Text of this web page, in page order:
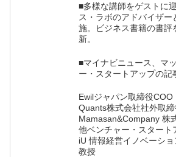
■多様な講師をゲストに
ス・ラボのアドバイザー
施。ビジネス書籍の書評
新。
■マイナビニュース、マ
ー・スタートアップの記
Ewilジャパン取締役COO
Quants株式会社社外取
Mamasan&Company 株
他ベンチャー・スタート
iU 情報経営イノベーシ
教授